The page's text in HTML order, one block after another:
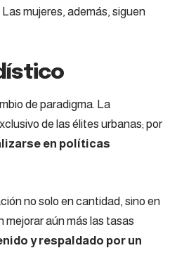
mujeres, además, siguen
de paradigma. La
de las élites urbanas; por
en políticas
no solo en cantidad, sino en
aún más las tasas
y respaldado por un